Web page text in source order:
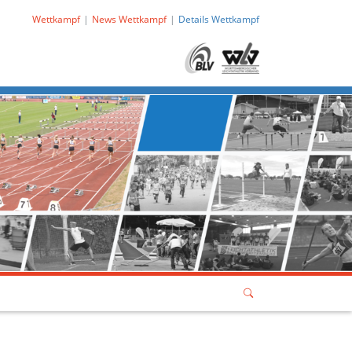
Wettkampf News Wettkampf Details Wettkampf